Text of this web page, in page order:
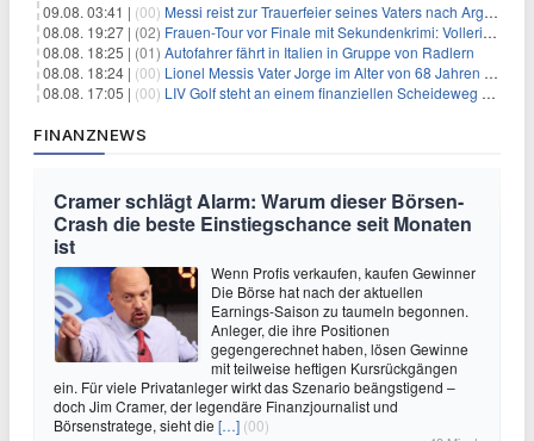
09.08. 03:41 | (00) Messi reist zur Trauerfeier seines Vaters nach Argentinien
08.08. 19:27 | (02) Frauen-Tour vor Finale mit Sekundenkrimi: Vollering in Gelb
08.08. 18:25 | (01) Autofahrer fährt in Italien in Gruppe von Radlern
08.08. 18:24 | (00) Lionel Messis Vater Jorge im Alter von 68 Jahren gestorben
08.08. 17:05 | (00) LIV Golf steht an einem finanziellen Scheideweg auf der Suche nach neuen Investitionen
FINANZNEWS
Cramer schlägt Alarm: Warum dieser Börsen-
Crash die beste Einstiegschance seit Monaten
ist
Wenn Profis verkaufen, kaufen Gewinner
Die Börse hat nach der aktuellen
Earnings-Saison zu taumeln begonnen.
Anleger, die ihre Positionen
gegengerechnet haben, lösen Gewinne
mit teilweise heftigen Kursrückgängen
ein. Für viele Privatanleger wirkt das Szenario beängstigend –
doch Jim Cramer, der legendäre Finanzjournalist und
Börsenstratege, sieht die […] (00)